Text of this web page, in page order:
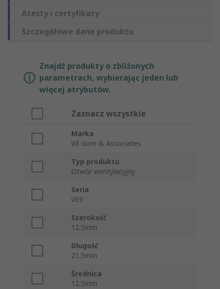
Atesty i certyfikaty
Szczegółowe dane produktu
Znajdź produkty o zbliżonych
parametrach, wybierając jeden lub
więcej atrybutów.
Zaznacz wszystkie
Marka
Wl Gore & Associates
Typ produktu
Otwór wentylacyjny
Seria
VE9
Szerokość
12.5mm
Długość
21.5mm
Średnica
12.5mm